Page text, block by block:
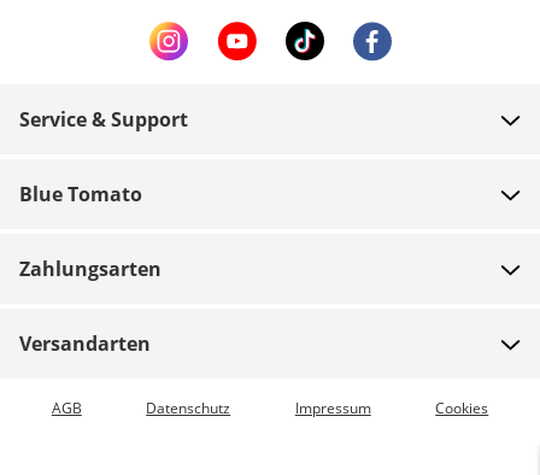
Service & Support
Versand
Gutscheine
Blue Tomato
Blue World
Zahlungsarten
Versandarten
Expressversand möglich
AGB Datenschutz Impressum Cookies